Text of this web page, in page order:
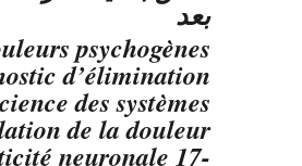
بعد
psychogènes
d’élimination
des systèmes
de la douleur
neuronale 17-